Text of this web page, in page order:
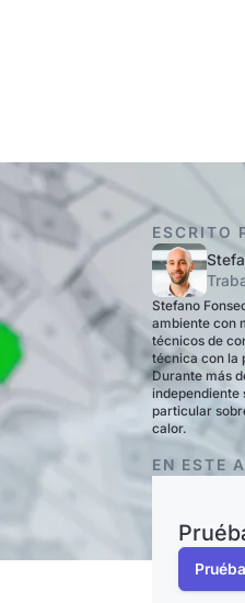
ESCRITO
Stefano
ambiente con
técnicos de
técnica con la
Durante más
independiente
particular
calor.
EN ESTE